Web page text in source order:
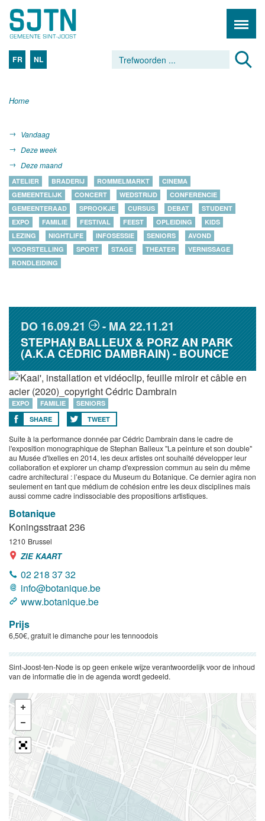
FR NL
Home
Vandaag
Deze week
Deze maand
ATELIER BRADERIJ ROMMELMARKT
CINEMA
GEMEENTELIJK
CONCERT WEDSTRIJD
CONFERENCIE
GEMEENTERAAD
SPROOKJE CURSUS DEBAT
STUDENT
EXPO
FAMILIE FESTIVAL FEEST OPLEIDING
KIDS
LEZING
NIGHTLIFE INFOSESSIE SENIORS
AVOND
VOORSTELLING
SPORT STAGE THEATER
VERNISSAGE
RONDLEIDING
DO16.09.21 MA22.11.21
STEPHAN BALLEUX & PORZ AN PARK
(A.K.A CÉDRIC DAMBRAIN) - BOUNCE
EXPO FAMILIE
SENIORS
SHARE
TWEET
Suite à la performance donnée par Cédric Dambrain dans le cadre de
l'exposition monographique de Stephan Balleux "La peinture et son double"
au Musée d'Ixelles en 2014, les deux artistes ont souhaité développer leur
collaboration et explorer un champ d'expression commun au sein du même
cadre architectural : l’espace du Museum du Botanique. Ce dernier agira non
seulement en tant que médium de cohésion entre les deux disciplines mais
aussi comme cadre indissociable des propositions artistiques.
Botanique
Koningsstraat 236
1210 Brussel
ZIE KAART
02 218 37 32
info@botanique.be
www.botanique.be
Prijs
6,50€, gratuit le dimanche pour les tennoodois
Sint-Joost-ten-Node is op geen enkele wijze verantwoordelijk voor de inhoud
van de informatie die in de agenda wordt gedeeld.